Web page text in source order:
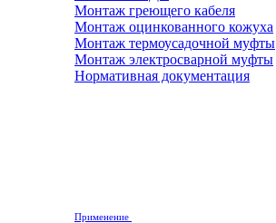
Монтаж греющего кабеля
Монтаж оцинкованного кожуха
Монтаж термоусадочной муфты
Монтаж электросварной муфты
Нормативная документация
Применение